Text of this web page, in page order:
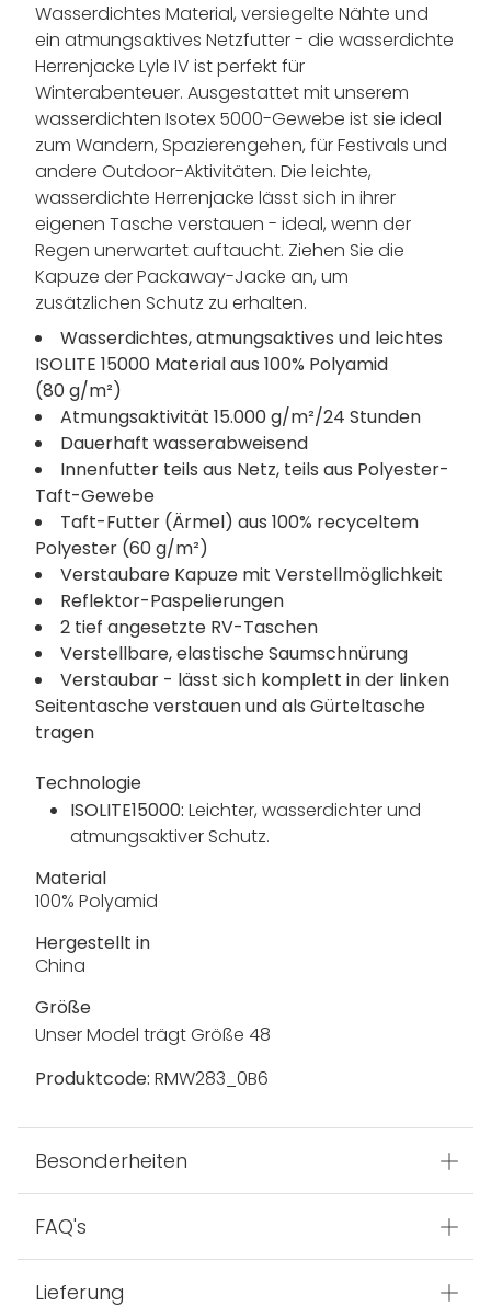
Wasserdichtes Material, versiegelte Nähte und
ein atmungsaktives Netzfutter - die wasserdichte
Herrenjacke Lyle IV ist perfekt für
Winterabenteuer. Ausgestattet mit unserem
wasserdichten Isotex 5000-Gewebe ist sie ideal
zum Wandern, Spazierengehen, für Festivals und
andere Outdoor-Aktivitäten. Die leichte,
wasserdichte Herrenjacke lässt sich in ihrer
eigenen Tasche verstauen - ideal, wenn der
Regen unerwartet auftaucht. Ziehen Sie die
Kapuze der Packaway-Jacke an, um
zusätzlichen Schutz zu erhalten.
Wasserdichtes, atmungsaktives und leichtes
ISOLITE 15000 Material aus 100% Polyamid
(80 g/m²)
Atmungsaktivität 15.000 g/m²/24 Stunden
Dauerhaft wasserabweisend
Innenfutter teils aus Netz, teils aus Polyester-
Taft-Gewebe
Taft-Futter (Ärmel) aus 100% recyceltem
Polyester (60 g/m²)
Verstaubare Kapuze mit Verstellmöglichkeit
Reflektor-Paspelierungen
2 tief angesetzte RV-Taschen
Verstellbare, elastische Saumschnürung
Verstaubar - lässt sich komplett in der linken
Seitentasche verstauen und als Gürteltasche
tragen
Technologie
ISOLITE15000: Leichter, wasserdichter und
atmungsaktiver Schutz.
Material
100% Polyamid
Hergestellt in
China
Größe
Unser Model trägt Größe 48
Produktcode: RMW283_0B6
Besonderheiten
FAQ's
Lieferung